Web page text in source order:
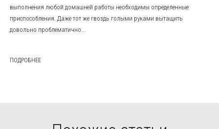
выполнения любой домашней работы необходимы определенные
приспособления. Даже тот же гвоздь голыми руками вытащить
довольно проблематично...
ПОДРОБНЕЕ